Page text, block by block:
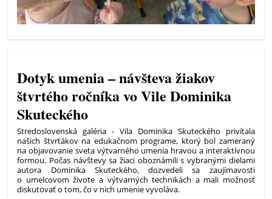
Dotyk umenia – návšteva žiakov
štvrtého ročníka vo Vile Dominika
Skuteckého
Stredoslovenská galéria - Vila Dominika Skuteckého privítala
našich štvrtákov na edukačnom programe, ktorý bol zameraný
na objavovanie sveta výtvarného umenia hravou a interaktívnou
formou. Počas návštevy sa žiaci oboznámili s vybranými dielami
autora Dominika Skuteckého, dozvedeli sa zaujímavosti
o umelcovom živote a výtvarných technikách a mali možnosť
diskutovať o tom, čo v nich umenie vyvoláva.